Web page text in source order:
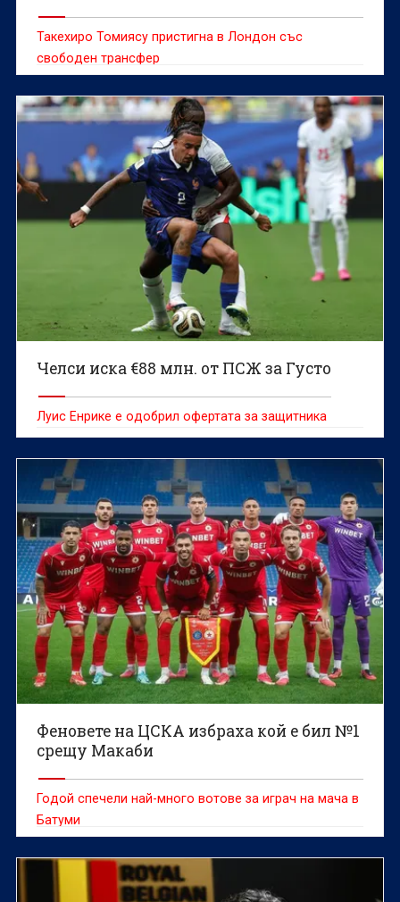
Такехиро Томиясу пристигна в Лондон със
свободен трансфер
Челси иска €88 млн. от ПСЖ за Густо
Луис Енрике е одобрил офертата за защитника
Феновете на ЦСКА избраха кой е бил №1
срещу Макаби
Годой спечели най-много вотове за играч на мача в
Батуми